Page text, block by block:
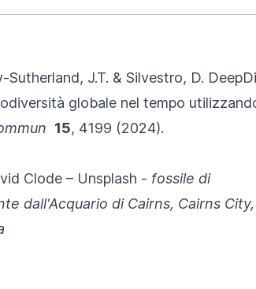
Sutherland, J.T. & Silvestro, D.
globale nel tempo
15, 4199 (2024).
Clode – Unsplash - fossile di
dall'Acquario di Cairns, Cairns City,